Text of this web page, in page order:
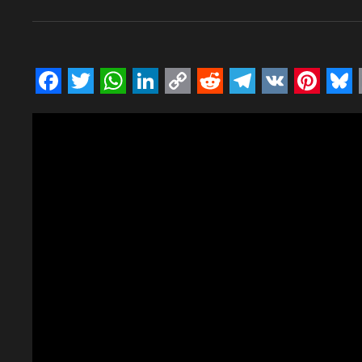
Facebook
Twitter
WhatsApp
LinkedIn
CopyReddit
Telegram
VK